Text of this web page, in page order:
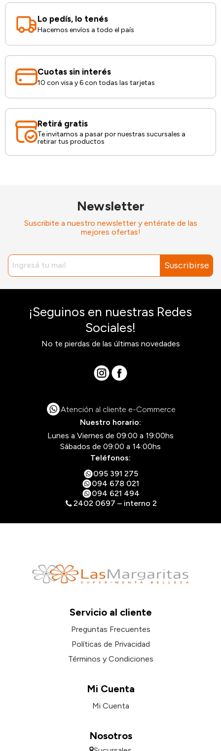
Lo pedís, lo tenés
Hacemos envíos a todo el país
Cuotas sin interés
10 con visa y 6 con todas las tarjetas
Retirá gratis
Te invitamos a pasar por nuestras sucursales a
retirar tus productos
Newsletter
Suscribite a nuestro newsletter y entérate de las
mejores ofertas!
Suscribirse
¡Seguinos en nuestras Redes
Sociales!
No te pierdas de las últimas novedades
Atención al cliente e-Commerce
Nuestro horario:
Lunes a Viernes de 09:00 a 19:00hs
Sábados de 09:00 a 14:00hs
Teléfonos:
095 391 275
094 678 021
094 621 494
2402 0697 – interno 2
Servicio al cliente
Preguntas Frecuentes
Políticas de Privacidad
Términos y Condiciones
Mi Cuenta
Mi Cuenta
Nosotros